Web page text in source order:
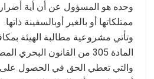
وحده هو المسؤول عن أن أية أضرار
ممتلكاتها أو بالغير أوبالسفينة ذاتها.
وتأتي مشروعية مطالبة الهيئة
والتي تعطي الحق في الحصول على